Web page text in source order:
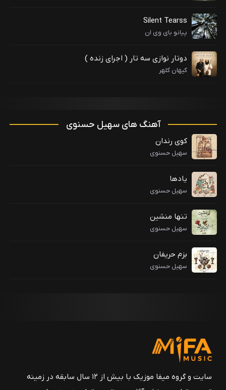
Silent Tearss
پیانو بای وی ان
دوتار نوازی سه تار ( اجرای زنده )
کیهان کلهر
آهنگ های سهیل حسنوی
کوی رندان
سهیل حسنوی
یادها
سهیل حسنوی
تنها منشین
سهیل حسنوی
بزم حریفان
سهیل حسنوی
سایت و گروه میفا موزیک با بیش از ۱۲ سال سابقه در زمینه